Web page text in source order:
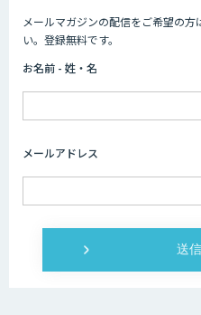
メールマガジンの配信をご希望の
い。登録無料です。
お名前 - 姓・名
メールアドレス